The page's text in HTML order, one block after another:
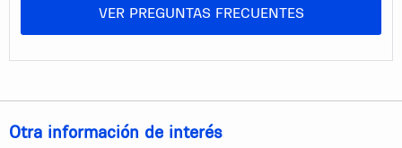
VER PREGUNTAS FRECUENTES
Otra información de interés